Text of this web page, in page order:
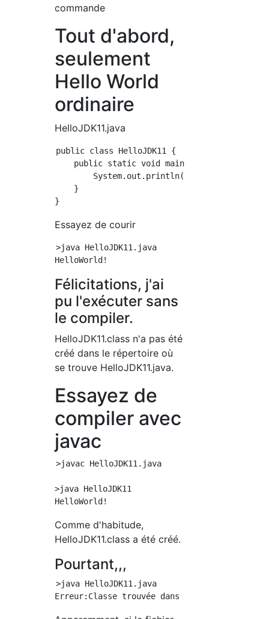
commande
Tout d'abord,
seulement
Hello World
ordinaire
HelloJDK11.java
public class HelloJDK11 {
    public static void main(String[] args) {
        System.out.println("HelloWorld!");
    }
Essayez de courir
>java HelloJDK11.java
Félicitations, j'ai
pu l'exécuter sans
le compiler.
HelloJDK11.class n'a pas été
créé dans le répertoire où
se trouve HelloJDK11.java.
Essayez de
compiler avec
javac
>javac HelloJDK11.java
>java HelloJDK11
Comme d'habitude,
HelloJDK11.class a été créé.
Pourtant,,,
>java HelloJDK11.java